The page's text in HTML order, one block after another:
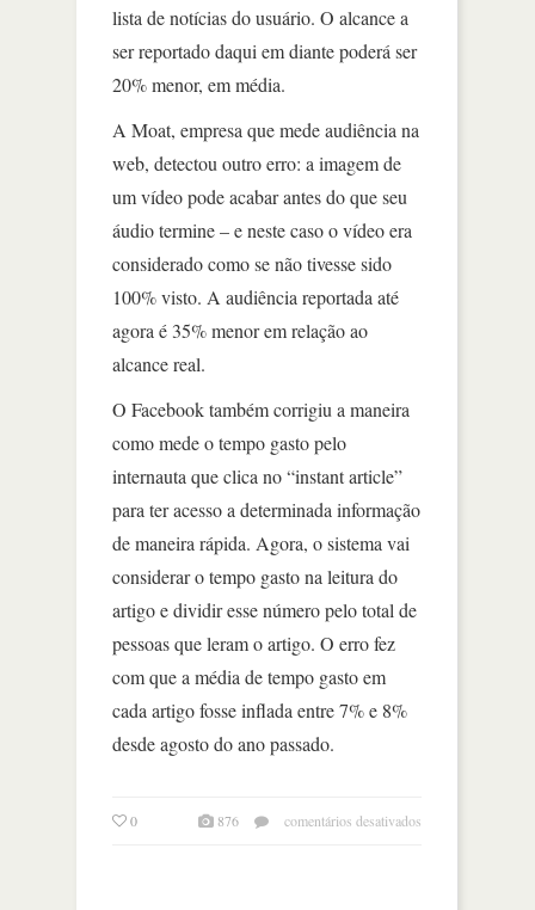
lista de notícias do usuário. O alcance a
ser reportado daqui em diante poderá ser
20% menor, em média.
A Moat, empresa que mede audiência na
web, detectou outro erro: a imagem de
um vídeo pode acabar antes do que seu
áudio termine – e neste caso o vídeo era
considerado como se não tivesse sido
100% visto. A audiência reportada até
agora é 35% menor em relação ao
alcance real.
O Facebook também corrigiu a maneira
como mede o tempo gasto pelo
internauta que clica no “instant article”
para ter acesso a determinada informação
de maneira rápida. Agora, o sistema vai
considerar o tempo gasto na leitura do
artigo e dividir esse número pelo total de
pessoas que leram o artigo. O erro fez
com que a média de tempo gasto em
cada artigo fosse inflada entre 7% e 8%
desde agosto do ano passado.
0 876 comentários desativados